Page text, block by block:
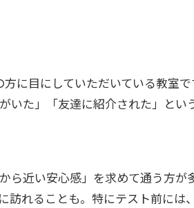
に目にしていただいている教室で
いた」「友達に紹介された」と
近い安心感」を求めて通う方が
訪れることも。特にテスト前に